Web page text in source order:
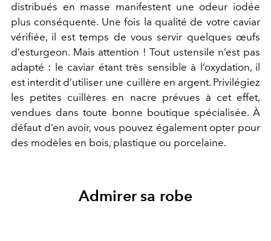
distribués en masse manifestent une odeur iodée
plus conséquente. Une fois la qualité de votre caviar
vérifiée, il est temps de vous servir quelques œufs
d’esturgeon. Mais attention ! Tout ustensile n’est pas
adapté : le caviar étant très sensible à l’oxydation, il
est interdit d’utiliser une cuillère en argent. Privilégiez
les petites cuillères en nacre prévues à cet effet,
vendues dans toute bonne boutique spécialisée. À
défaut d’en avoir, vous pouvez également opter pour
des modèles en bois, plastique ou porcelaine.
Admirer sa robe